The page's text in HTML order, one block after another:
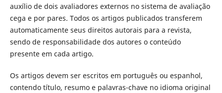
auxílio de dois avaliadores externos no sistema de avaliação
cega e por pares. Todos os artigos publicados transferem
automaticamente seus direitos autorais para a revista,
sendo de responsabilidade dos autores o conteúdo
presente em cada artigo.
Os artigos devem ser escritos em português ou espanhol,
contendo título, resumo e palavras-chave no idioma original